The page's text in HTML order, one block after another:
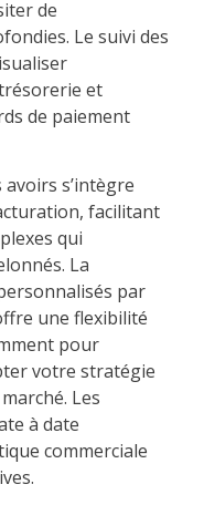
de
Le suivi des
et
de paiement
s’intègre
facilitant
qui
La
par
une flexibilité
pour
votre stratégie
Les
à date
commerciale